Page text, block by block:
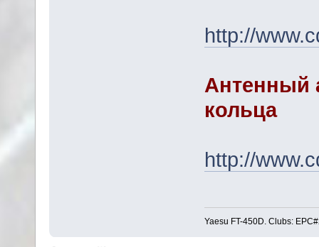
http://
Антенный
кольца
http://
Yaesu FT-450D. Clubs: